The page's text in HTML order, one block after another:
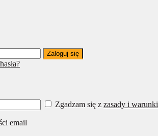
Zaloguj się
Zgadzam się z zasady i warunki
email